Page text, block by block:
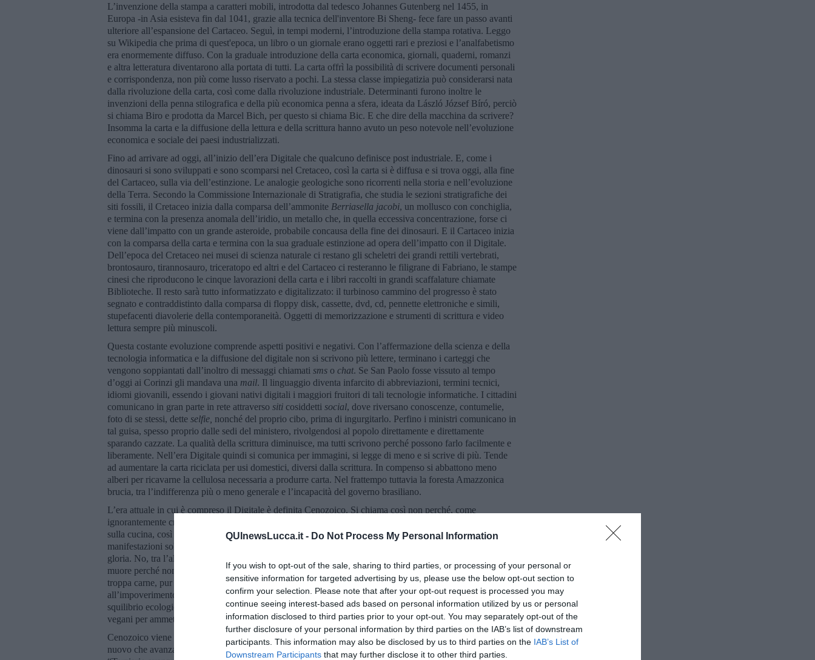
QUInewsLucca.it - Do Not Process My Personal Information
If you wish to opt-out of the sale, sharing to third parties, or processing of your personal or
sensitive information for targeted advertising by us, please use the below opt-out section to
confirm your selection. Please note that after your opt-out request is processed you may
continue seeing interest-based ads based on personal information utilized by us or personal
information disclosed to third parties prior to your opt-out. You may separately opt-out of the
further disclosure of your personal information by third parties on the IAB’s list of downstream
participants. This information may also be disclosed by us to third parties on the IAB’s List of
Downstream Participants that may further disclose it to other third parties.
L’invenzione della stampa a caratteri mobili, introdotta dal tedesco Johannes Gutenberg nel 1455, in
Europa -in Asia esisteva fin dal 1041, grazie alla tecnica dell'inventore Bi Sheng- fece fare un passo avanti
ulteriore all’espansione del Cartaceo. Seguì, in tempi moderni, l’introduzione della stampa rotativa. Leggo
su Wikipedia che prima di quest'epoca, un libro o un giornale erano oggetti rari e preziosi e l’analfabetismo
era enormemente diffuso. Con la graduale introduzione della carta economica, giornali, quaderni, romanzi
e altra letteratura diventarono alla portata di tutti. La carta offrì la possibilità di scrivere documenti personali
e corrispondenza, non più come lusso riservato a pochi. La stessa classe impiegatizia può considerarsi nata
dalla rivoluzione della carta, così come dalla rivoluzione industriale. Determinanti furono inoltre le
invenzioni della penna stilografica e della più economica penna a sfera, ideata da László József Bíró, perciò
si chiama Biro e prodotta da Marcel Bich, per questo si chiama Bic. E che dire della macchina da scrivere?
Insomma la carta e la diffusione della lettura e della scrittura hanno avuto un peso notevole nell’evoluzione
economica e sociale dei paesi industrializzati.
Fino ad arrivare ad oggi, all’inizio dell’era Digitale che qualcuno definisce post industriale. E, come i
dinosauri si sono sviluppati e sono scomparsi nel Cretaceo, così la carta si è diffusa e si trova oggi, alla fine
del Cartaceo, sulla via dell’estinzione. Le analogie geologiche sono ricorrenti nella storia e nell’evoluzione
della Terra. Secondo la Commissione Internazionale di Stratigrafia, che studia le sezioni stratigrafiche dei
siti fossili, il Cretaceo inizia dalla comparsa dell’ammonite Berriasella jacobi, un mollusco con conchiglia,
e termina con la presenza anomala dell’iridio, un metallo che, in quella eccessiva concentrazione, forse ci
viene dall’impatto con un grande asteroide, probabile concausa della fine dei dinosauri. E il Cartaceo inizia
con la comparsa della carta e termina con la sua graduale estinzione ad opera dell’impatto con il Digitale.
Dell’epoca del Cretaceo nei musei di scienza naturale ci restano gli scheletri dei grandi rettili vertebrati,
brontosauro, tirannosauro, triceratopo ed altri e del Cartaceo ci resteranno le filigrane di Fabriano, le stampe
cinesi che riproducono le cinque lavorazioni della carta e i libri raccolti in grandi scaffalature chiamate
Biblioteche. Il resto sarà tutto informatizzato e digitalizzato: il turbinoso cammino del progresso è stato
segnato e contraddistinto dalla comparsa di floppy disk, cassette, dvd, cd, pennette elettroniche e simili,
stupefacenti diavolerie della contemporaneità. Oggetti di memorizzazione e strumenti di scrittura e video
lettura sempre più minuscoli.
Questa costante evoluzione comprende aspetti positivi e negativi. Con l’affermazione della scienza e della
tecnologia informatica e la diffusione del digitale non si scrivono più lettere, terminano i carteggi che
vengono soppiantati dall’inoltro di messaggi chiamati sms o chat. Se San Paolo fosse vissuto al tempo
d’oggi ai Corinzi gli mandava una mail. Il linguaggio diventa infarcito di abbreviazioni, termini tecnici,
idiomi giovanili, essendo i giovani nativi digitali i maggiori fruitori di tali tecnologie informatiche. I cittadini
comunicano in gran parte in rete attraverso siti cosiddetti social, dove riversano conoscenze, contumelie,
foto di se stessi, dette selfie, nonché del proprio cibo, prima di ingurgitarlo. Perfino i ministri comunicano in
tal guisa, spesso proprio dalle sedi del ministero, rivolgendosi al popolo direttamente e direttamente
sparando cazzate. La qualità della scrittura diminuisce, ma tutti scrivono perché possono farlo facilmente e
liberamente. Nell’era Digitale quindi si comunica per immagini, si legge di meno e si scrive di più. Tende
ad aumentare la carta riciclata per usi domestici, diversi dalla scrittura. In compenso si abbattono meno
alberi per ricavarne la cellulosa necessaria a produrre carta. Nel frattempo tuttavia la foresta Amazzonica
brucia, tra l’indifferenza più o meno generale e l’incapacità del governo brasiliano.
L’era attuale in cui è compreso il Digitale è definita Cenozoico. Si chiama così non perché, come
ignorantemente credevo, viviamo in un periodo che si basa sulle cene, sul convivio, sul trovarsi a tavola,
sulla cucina, così che tutti gli incontri di tipo sociale, sottoscrizioni, riunioni, campagne elettorali,
manifestazioni solidaristiche finiscono sempre in pasti più o meno lauti, come tutti i salmi finiscono in
gloria. No, tra l’altro come potrebbe essere in un mondo dove una prevalente parte della popolazione
muore perché non mangia niente e una minoranza perché mangia troppo? E chi mangia, divora anche
troppa carne, pur sapendo o ignorando -che è anche peggio- che gli allevamenti di bestiame contribuiscono
all’impoverimento della Terra: richiedendo un fabbisogno eccessivo e inquinando l’atmosfera sono causa di
squilibrio ecologico, come sostiene Jonathan Safran Foer. E non importa essere vegetariani o tantomeno
vegani per ammetterlo e comportarsi di conseguenza.
Cenozoico viene dal greco
kainòs,nuovo e zo è vita. Significa dunque nuova vita
, perché noi siamo il
nuovo che avanza. Come quello che si serba per cena. Il Cenozoico è chiamato anche Terziario. Il famoso